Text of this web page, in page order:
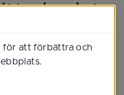
det
hans fru
ett sjukhus i
för att förbättra och